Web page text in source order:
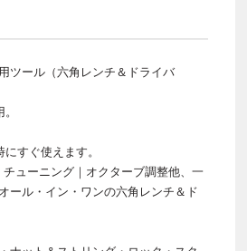
ツール（六角レンチ＆ドライバ
すぐ使えます。
ューニング｜オクターブ調整他、一
ール・イン・ワンの六角レンチ＆ド